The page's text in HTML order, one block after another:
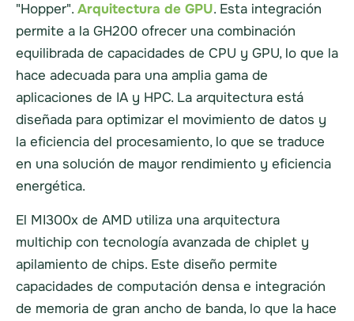
"Hopper". Arquitectura de GPU. Esta integración
permite a la GH200 ofrecer una combinación
equilibrada de capacidades de CPU y GPU, lo que la
hace adecuada para una amplia gama de
aplicaciones de IA y HPC. La arquitectura está
diseñada para optimizar el movimiento de datos y
la eficiencia del procesamiento, lo que se traduce
en una solución de mayor rendimiento y eficiencia
energética.
El MI300x de AMD utiliza una arquitectura
multichip con tecnología avanzada de chiplet y
apilamiento de chips. Este diseño permite
capacidades de computación densa e integración
de memoria de gran ancho de banda, lo que la hace